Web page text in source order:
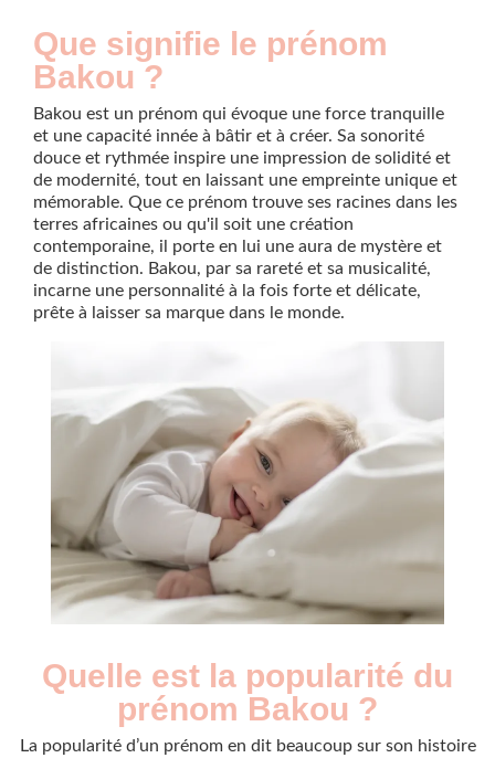
Que signifie le prénom
Bakou ?
Bakou est un prénom qui évoque une force tranquille
et une capacité innée à bâtir et à créer. Sa sonorité
douce et rythmée inspire une impression de solidité et
de modernité, tout en laissant une empreinte unique et
mémorable. Que ce prénom trouve ses racines dans les
terres africaines ou qu'il soit une création
contemporaine, il porte en lui une aura de mystère et
de distinction. Bakou, par sa rareté et sa musicalité,
incarne une personnalité à la fois forte et délicate,
prête à laisser sa marque dans le monde.
Quelle est la popularité du
prénom Bakou ?
La popularité d’un prénom en dit beaucoup sur son histoire
Année
Nouveaux-
nés
2024
5